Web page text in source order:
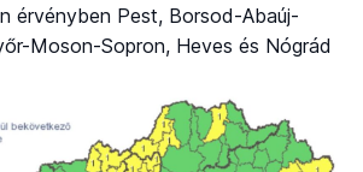
érvényben Pest, Borsod-Abaúj-
Moson-Sopron, Heves és Nógrád